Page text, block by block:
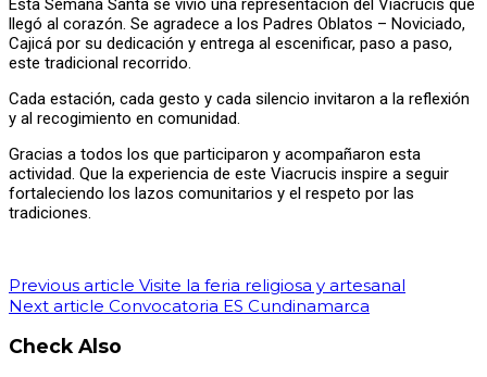
Esta Semana Santa se vivió una representación del Viacrucis que
llegó al corazón. Se agradece a los Padres Oblatos – Noviciado,
Cajicá por su dedicación y entrega al escenificar, paso a paso,
este tradicional recorrido.
Cada estación, cada gesto y cada silencio invitaron a la reflexión
y al recogimiento en comunidad.
Gracias a todos los que participaron y acompañaron esta
actividad. Que la experiencia de este Viacrucis inspire a seguir
fortaleciendo los lazos comunitarios y el respeto por las
tradiciones.
Previous article Visite la feria religiosa y artesanal
Next article Convocatoria ES Cundinamarca
Check Also